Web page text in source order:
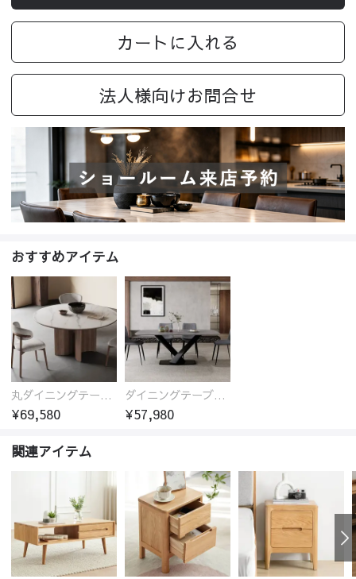
カートに入れる
法人様向けお問合せ
おすすめアイテム
丸ダイニングテーブル セラミック天板 耐熱 キズに強い 丸型 北欧 無垢材 円卓 円型
¥69,580
ダイニングテーブル おしゃれ セラミック天板 大理石柄 食卓 4人用 4人 6人 140cm 160cm 180cm 耐久性 耐熱 食事テーブル
¥57,980
関連アイテム